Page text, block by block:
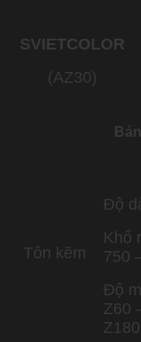
SVIETCOLOR
(AZ30)
Tôn kẽm
Độ
Khổ
750
Độ
Z60